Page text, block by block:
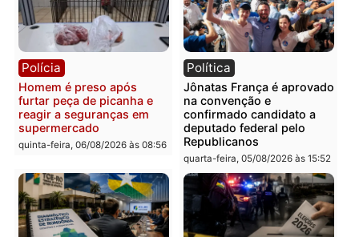
Polícia
Homem é esfaqueado no
tórax durante briga com
vizinho no bairro Ulysses
Guimarães
quinta-feira, 06/08/2026 às 09:24
Polícia
Três suspeitos ligados a
facção criminosa são
presos por receptação e
adulteração de veículos
em Porto Velho
quinta-feira, 06/08/2026 às
Polícia Polícia